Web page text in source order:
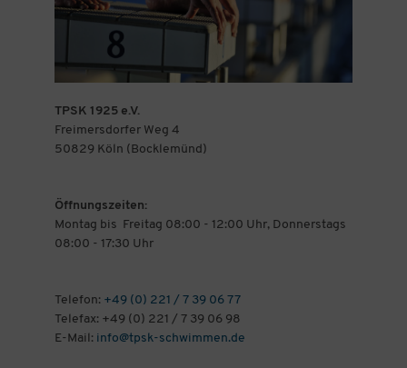
TPSK 1925 e.V.
Freimersdorfer Weg 4
50829 Köln (Bocklemünd)
Öffnungszeiten:
Montag bis Freitag 08:00 - 12:00 Uhr, Donnerstags
08:00 - 17:30 Uhr
Telefon: +49 (0) 221 / 7 39 06 77
Telefax: +49 (0) 221 / 7 39 06 98
E-Mail: info@tpsk-schwimmen.de